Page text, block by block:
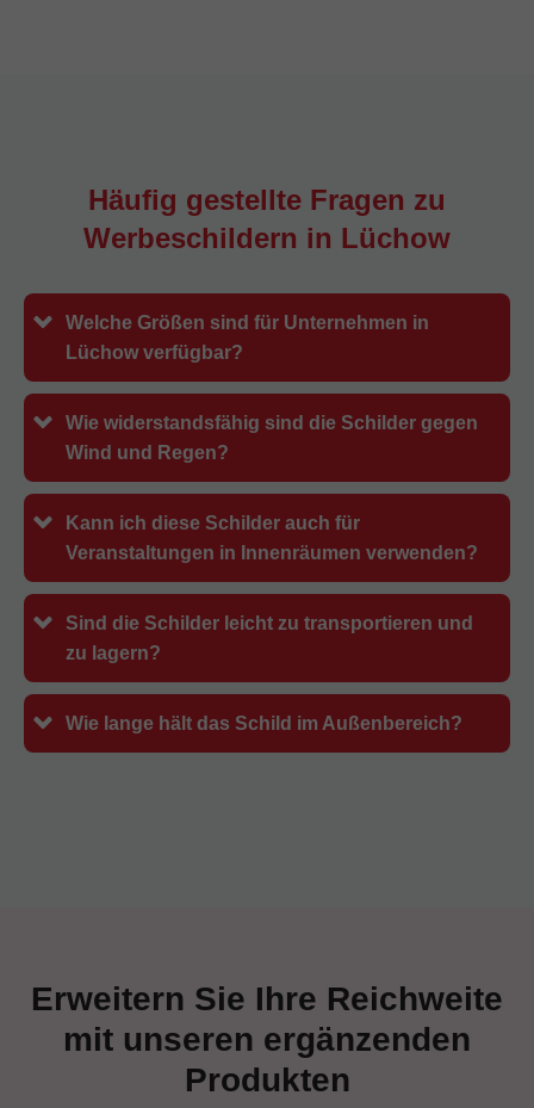
Häufig gestellte Fragen zu
Werbeschildern in Lüchow
Welche Größen sind für Unternehmen in
Lüchow verfügbar?
Wie widerstandsfähig sind die Schilder gegen
Wind und Regen?
Kann ich diese Schilder auch für
Veranstaltungen in Innenräumen verwenden?
Sind die Schilder leicht zu transportieren und
zu lagern?
Wie lange hält das Schild im Außenbereich?
Erweitern Sie Ihre Reichweite
mit unseren ergänzenden
Produkten